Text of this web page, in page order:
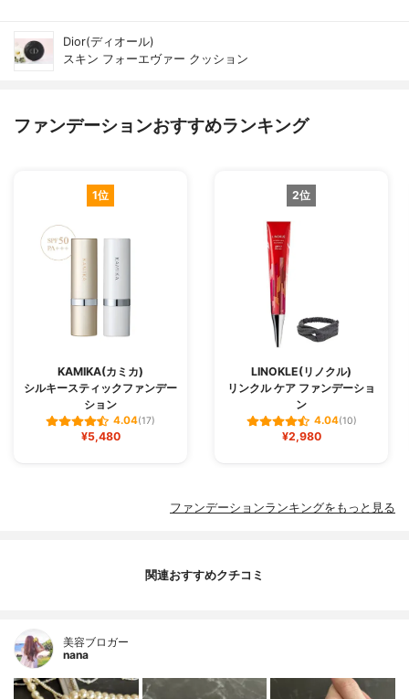
Dior(ディオール)
スキン フォーエヴァー クッション
ファンデーションおすすめランキング
1位
KAMIKA(カミカ)
シルキースティックファンデー
ション
4.04(17)
¥5,480
2位
LINOKLE(リノクル)
リンクル ケア ファンデーショ
ン
4.04(10)
¥2,980
ファンデーションランキングをもっと見る
関連おすすめクチコミ
美容ブロガー
nana